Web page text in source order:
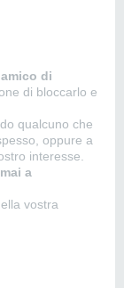
di
di bloccarlo e
qualcuno che
oppure a
interesse.
a
vostra